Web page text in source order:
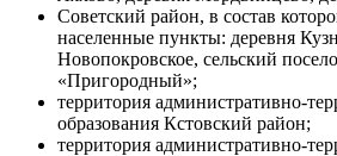
Советский район, в состав
населенные пункты: деревня
Новопокровское, сельский
«Пригородный»;
территория административно-
образования Кстовский район;
территория административно-